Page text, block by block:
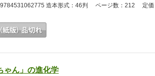
9784531062775 造本形式：46判 ページ数：212 定価
ゃん」の進化学